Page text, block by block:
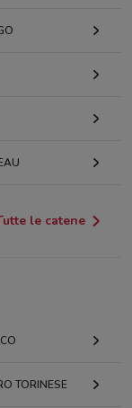
le catene
TORINESE